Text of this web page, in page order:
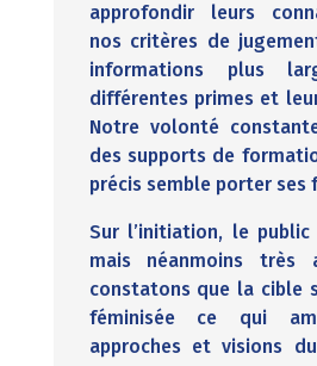
approfondir leurs
nos critères de
informations plus
différentes primes et
Notre volonté
des supports de
précis semble porter ses
Sur l’initiation, le
mais néanmoins très
constatons que la cible
féminisée ce qui
approches et visions